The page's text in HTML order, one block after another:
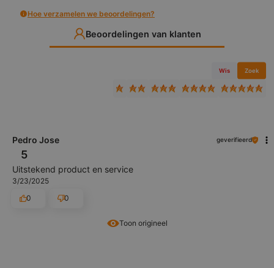
Hoe verzamelen we beoordelingen?
Beoordelingen van klanten
Wis Zoek
Toon origineel
Pedro Jose geverifieerd
5
Uitstekend product en service
3/23/2025
0
0